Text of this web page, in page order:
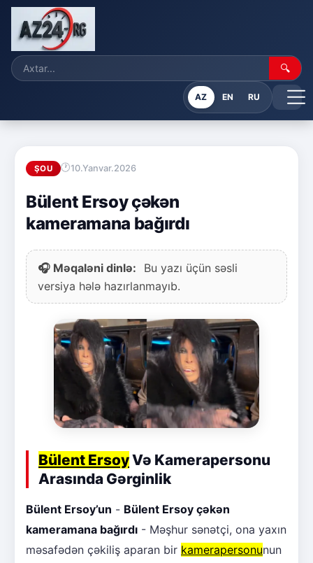
🔍
AZ EN RU
ŞOU 10.Yanvar.2026
Bülent Ersoy çəkən
kameramana bağırdı
🎧 Məqaləni dinlə:
Bu yazı üçün səsli
versiya hələ hazırlanmayıb.
Bülent ErsoyVə Kamerapersonu
Arasında Gərginlik
Bülent Ersoy’un - Bülent Ersoy çəkən
kameramana bağırdı - Məşhur sənətçi, ona yaxın
məsafədən çəkiliş aparan bir kamerapersonunun